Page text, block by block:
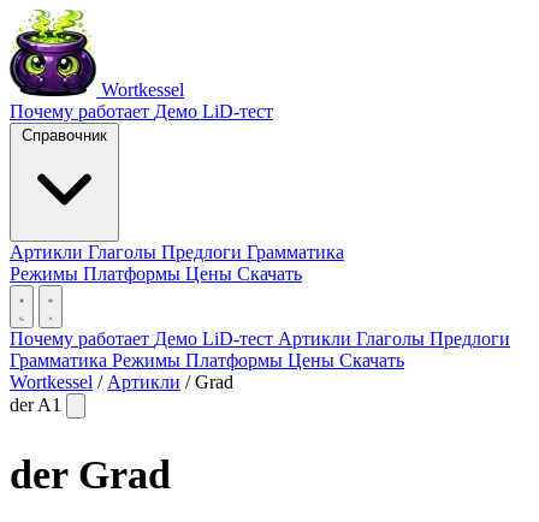
Wortkessel
Почему работает Демо LiD-тест
Справочник
Артикли Глаголы Предлоги Грамматика
Режимы Платформы Цены Скачать
Почему работает Демо LiD-тест Артикли Глаголы Предлоги
Грамматика Режимы Платформы Цены Скачать
Wortkessel / Артикли / Grad
derA1
derGrad